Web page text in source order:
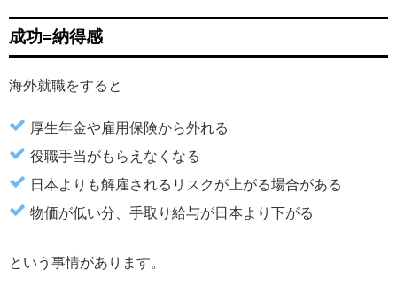
成功=納得感
海外就職をすると
厚生年金や雇用保険から外れる
役職手当がもらえなくなる
日本よりも解雇されるリスクが上がる場合がある
物価が低い分、手取り給与が日本より下がる
という事情があります。